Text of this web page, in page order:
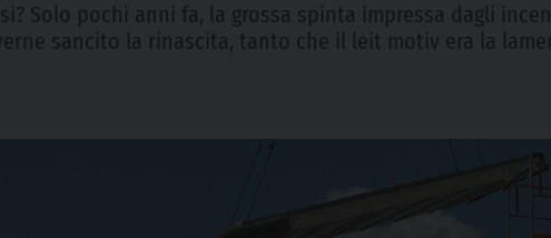
Solo pochi anni fa, la grossa spinta impressa dagli
sancito la rinascita, tanto che il leit motiv era la